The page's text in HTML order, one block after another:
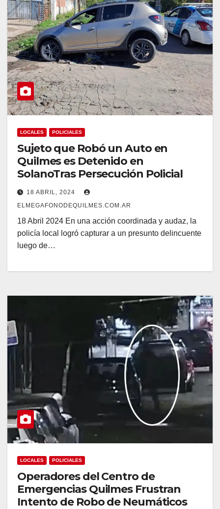
LOCALES POLICIALES
Sujeto que Robó un Auto en
Quilmes es Detenido en
SolanoTras Persecución Policial
18 ABRIL, 2024
ELMEGAFONODEQUILMES.COM.AR
18 Abril 2024 En una acción coordinada y audaz, la
policía local logró capturar a un presunto delincuente
luego de…
LOCALES POLICIALES
Operadores del Centro de
Emergencias Quilmes Frustran
Intento de Robo de Neumáticos